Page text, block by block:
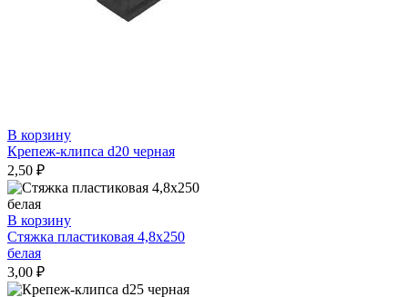
В корзину
Крепеж-клипса d20 черная
2,50 ₽
В корзину
Стяжка пластиковая 4,8х250
белая
3,00 ₽